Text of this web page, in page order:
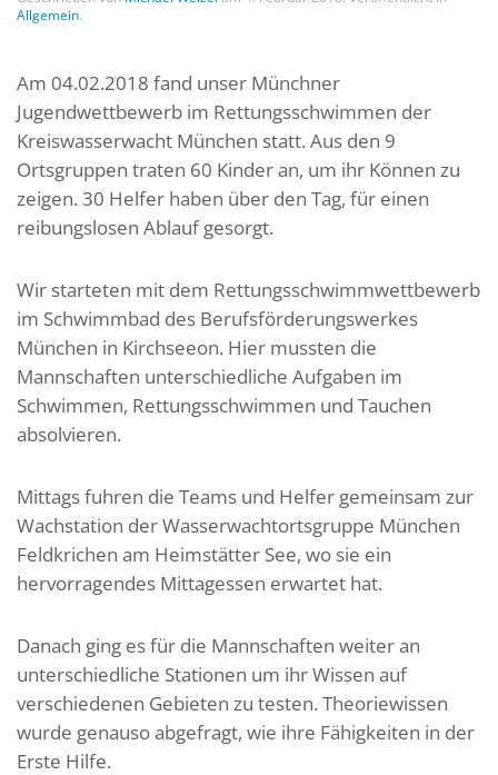
Allgemein.
Am 04.02.2018 fand unser Münchner
Jugendwettbewerb im Rettungsschwimmen der
Kreiswasserwacht München statt. Aus den 9
Ortsgruppen traten 60 Kinder an, um ihr Können zu
zeigen. 30 Helfer haben über den Tag, für einen
reibungslosen Ablauf gesorgt.
Wir starteten mit dem Rettungsschwimmwettbewerb
im Schwimmbad des Berufsförderungswerkes
München in Kirchseeon. Hier mussten die
Mannschaften unterschiedliche Aufgaben im
Schwimmen, Rettungsschwimmen und Tauchen
absolvieren.
Mittags fuhren die Teams und Helfer gemeinsam zur
Wachstation der Wasserwachtortsgruppe München
Feldkrichen am Heimstätter See, wo sie ein
hervorragendes Mittagessen erwartet hat.
Danach ging es für die Mannschaften weiter an
unterschiedliche Stationen um ihr Wissen auf
verschiedenen Gebieten zu testen. Theoriewissen
wurde genauso abgefragt, wie ihre Fähigkeiten in der
Erste Hilfe.